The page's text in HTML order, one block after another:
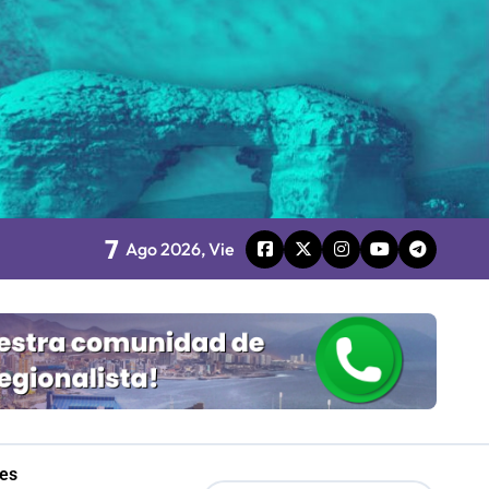
100% estatal
2.0”
7 Ago 2026, Vie